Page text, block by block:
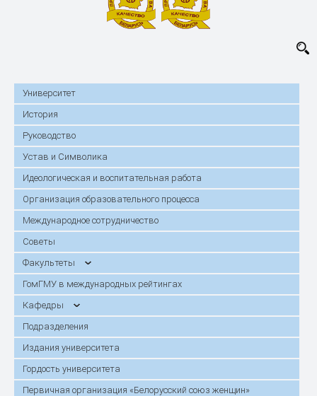
Университет
История
Руководство
Устав и Символика
Идеологическая и воспитательная работа
Организация образовательного процесса
Международное сотрудничество
Советы
Факультеты
ГомГМУ в международных рейтингах
Кафедры
Подразделения
Издания университета
Гордость университета
Первичная организация «Белорусский союз женщин»